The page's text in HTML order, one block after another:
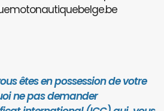
êtes en possession de votre
ne pas demander